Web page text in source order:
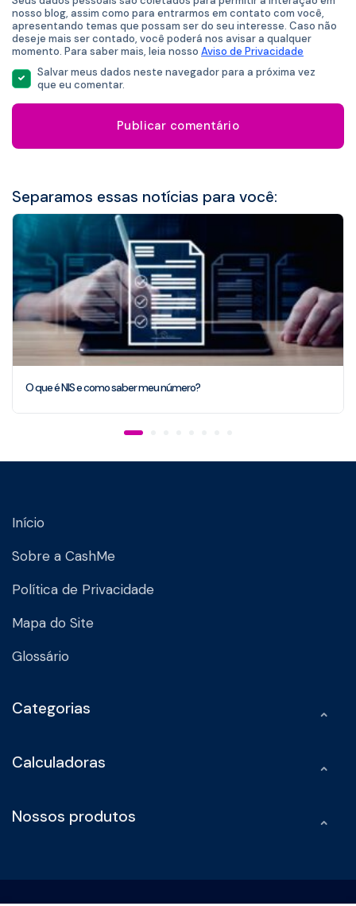
nosso blog, assim como para entrarmos em contato com você,
apresentando temas que possam ser do seu interesse. Caso não
deseje mais ser contado, você poderá nos avisar a qualquer
momento. Para saber mais, leia nosso Aviso de Privacidade
Salvar meus dados neste navegador para a próxima vez
que eu comentar.
Separamos essas notícias para você:
O que é NIS e como saber meu número?
Início
Sobre a CashMe
Política de Privacidade
Mapa do Site
Glossário
Categorias
Calculadoras
Nossos produtos